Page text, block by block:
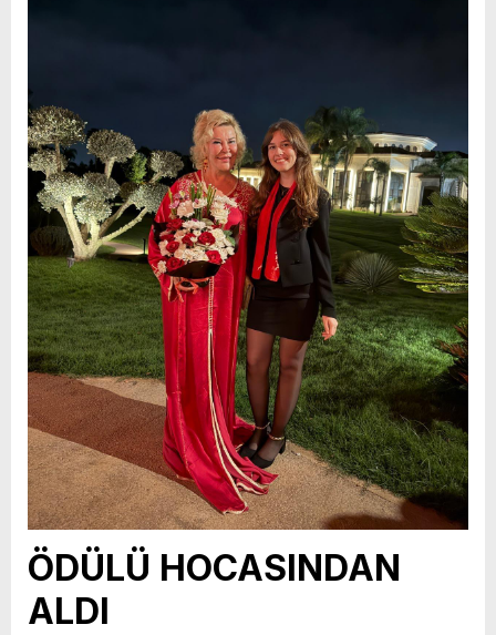
ÖDÜLÜ HOCASINDAN
ALDI